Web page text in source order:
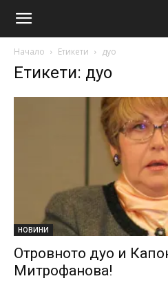
Начало Етикети дуо
Етикети: дуо
НОВИНИ
Отровното дуо и
Митрофанова!